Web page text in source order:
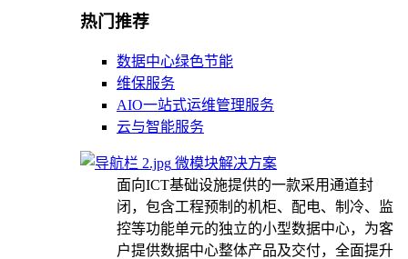
热门推荐
数据中心绿色节能
维保服务
AIO一站式运维管理服务
云与智能服务
微模块解决方案
面向ICT基础设施提供的一款采用通道封
闭，包含工程预制的机柜、配电、制冷、监
控等功能单元的独立的小型数据中心，为客
户提供数据中心整体产品及交付，全面提升